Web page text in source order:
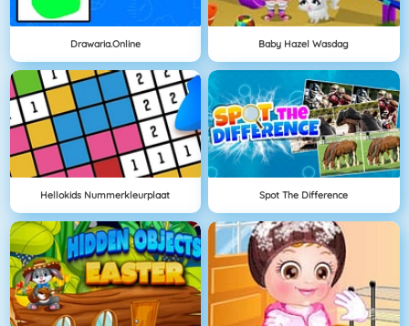
Drawaria.online Baby Hazel Wasdag
Hellokids Nummerkleurplaat Spot The Difference